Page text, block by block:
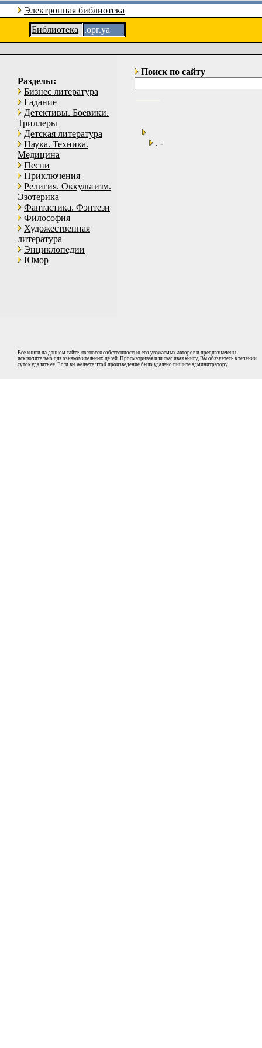
Электронная библиотека
Библиотека
.орг.уа
Разделы:
Бизнес литература
Гадание
Детективы. Боевики.
Триллеры
Детская литература
Наука. Техника.
Медицина
Песни
Приключения
Религия. Оккультизм.
Эзотерика
Фантастика. Фэнтези
Философия
Художественная
литература
Энциклопедии
Юмор
Поиск по сайту
. -
Все книги на данном сайте, являются собственностью его уважаемых авторов и предназначены
исключительно для ознакомительных целей. Просматривая или скачивая книгу, Вы обязуетесь в течении
суток удалить ее. Если вы желаете чтоб произведение было удалено пишите админитратору